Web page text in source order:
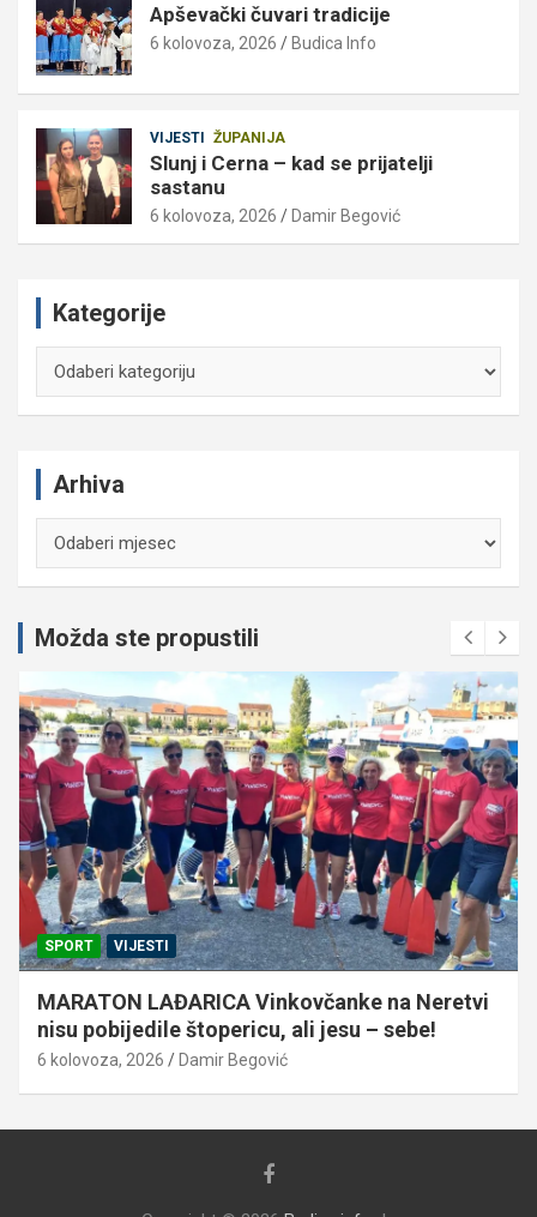
Apševački čuvari tradicije
6 kolovoza, 2026 Budica Info
VIJESTI ŽUPANIJA
Slunj i Cerna – kad se prijatelji
sastanu
6 kolovoza, 2026 Damir Begović
Kategorije
Arhiva
Možda ste propustili
SPORT VIJESTI
MARATON LAĐARICA Vinkovčanke na Neretvi
nisu pobijedile štopericu, ali jesu – sebe!
6 kolovoza, 2026 Damir Begović